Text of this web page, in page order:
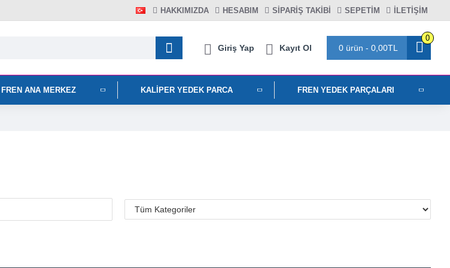
HAKKIMIZDA HESABIM SIPARIŞ TAKIBI SEPETIM İLETİŞİM
Giriş Yap Kayıt Ol 0 ürün - 0,00TL
0
FREN ANA MERKEZ KALIPER YEDEK PARCA FREN YEDEK PARÇALARI